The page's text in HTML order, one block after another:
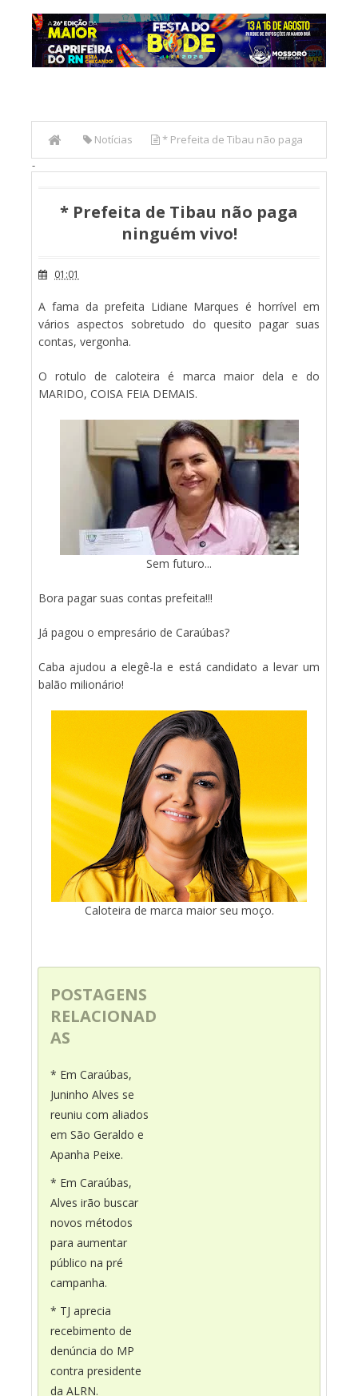
Notícias * Prefeita de Tibau não paga
ninguém vivo!
-
* Prefeita de Tibau não paga
ninguém vivo!
01:01
A fama da prefeita Lidiane Marques é horrível em
vários aspectos sobretudo do quesito pagar suas
contas, vergonha.
O rotulo de caloteira é marca maior dela e do
MARIDO, COISA FEIA DEMAIS.
Sem futuro...
Bora pagar suas contas prefeita!!!
Já pagou o empresário de Caraúbas?
Caba ajudou a elegê-la e está candidato a levar um
balão milionário!
Caloteira de marca maior seu moço.
POSTAGENS
RELACIONAD
AS
* Em Caraúbas,
Juninho Alves se
reuniu com aliados
em São Geraldo e
Apanha Peixe.
* Em Caraúbas,
Alves irão buscar
novos métodos
para aumentar
público na pré
campanha.
* TJ aprecia
recebimento de
denúncia do MP
contra presidente
da ALRN.